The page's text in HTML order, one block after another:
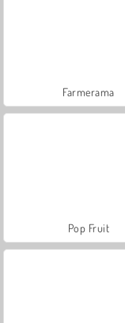
Farmerama
Pop Fruit